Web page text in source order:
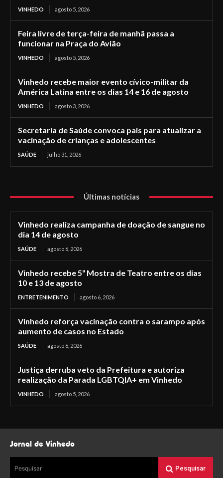
VINHEDO agosto 5, 2026
Feira livre de terça-feira de manhã passa a
funcionar na Praça do Avião
VINHEDO agosto 5, 2026
Vinhedo recebe maior evento cívico-militar da
América Latina entre os dias 14 e 16 de agosto
VINHEDO agosto 3, 2026
Secretaria de Saúde convoca pais para atualizar a
vacinação de crianças e adolescentes
SAÚDE julho 31, 2026
Últimas notícias
Vinhedo realiza campanha de doação de sangue no
dia 14 de agosto
SAÚDE agosto 6, 2026
Vinhedo recebe 5ª Mostra de Teatro entre os dias
10 e 13 de agosto
ENTRETENIMENTO agosto 6, 2026
Vinhedo reforça vacinação contra o sarampo após
aumento de casos no Estado
SAÚDE agosto 6, 2026
Justiça derruba veto da Prefeitura e autoriza
realização da Parada LGBTQIA+ em Vinhedo
VINHEDO agosto 5, 2026
Jornal de Vinhedo
Pesquisar Pesquisar